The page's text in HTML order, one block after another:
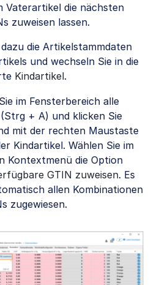
Vaterartikel die nächsten
zuweisen lassen.
die Artikelstammdaten
und wechseln Sie in die
Kindartikel.
im Fensterbereich alle
+ A) und klicken Sie
mit der rechten Maustaste
Kindartikel. Wählen Sie im
Kontextmenü die Option
GTIN zuweisen. Es
allen Kombinationen
zugewiesen.